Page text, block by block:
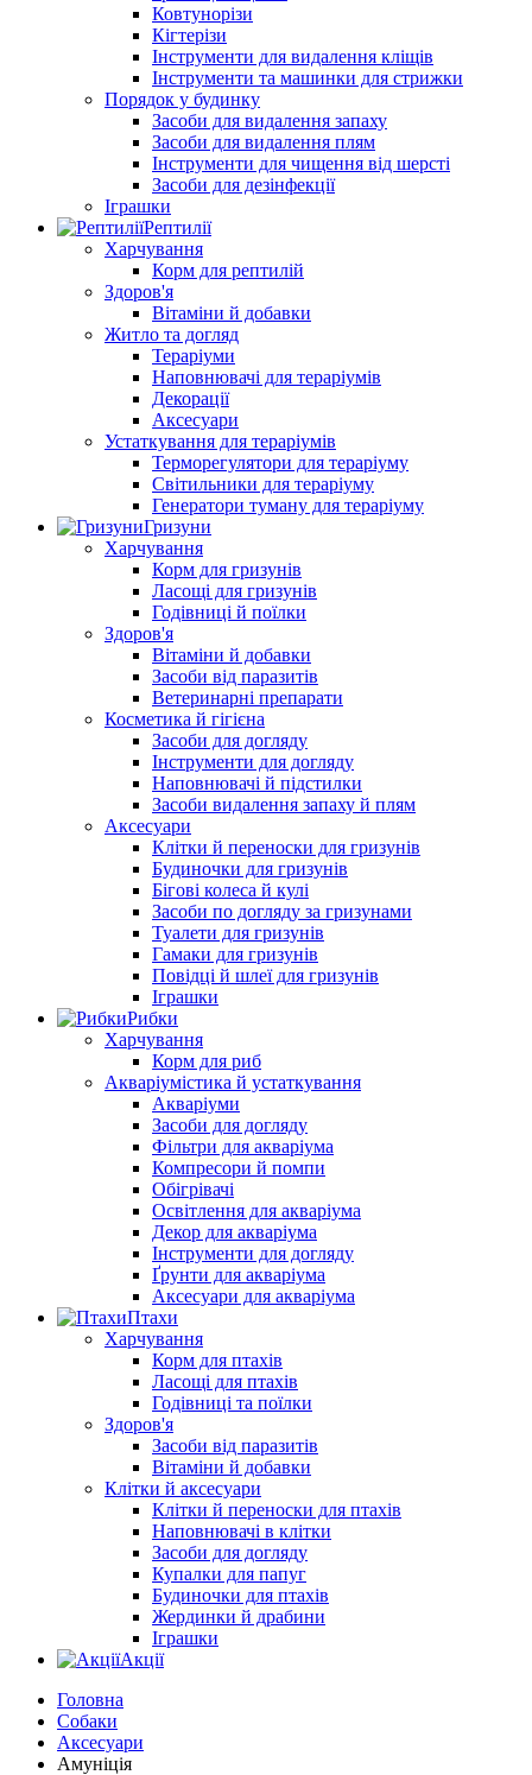
Ковтунорізи
Кігтерізи
Інструменти для видалення кліщів
Інструменти та машинки для стрижки
Порядок у будинку
Засоби для видалення запаху
Засоби для видалення плям
Інструменти для чищення від шерсті
Засоби для дезінфекції
Іграшки
Рептилії
Харчування
Корм для рептилій
Здоров'я
Вітаміни й добавки
Житло та догляд
Тераріуми
Наповнювачі для тераріумів
Декорації
Аксесуари
Устаткування для тераріумів
Терморегулятори для тераріуму
Світильники для тераріуму
Генератори туману для тераріуму
Гризуни
Харчування
Корм для гризунів
Ласощі для гризунів
Годівниці й поїлки
Здоров'я
Вітаміни й добавки
Засоби від паразитів
Ветеринарні препарати
Косметика й гігієна
Засоби для догляду
Інструменти для догляду
Наповнювачі й підстилки
Засоби видалення запаху й плям
Аксесуари
Клітки й переноски для гризунів
Будиночки для гризунів
Бігові колеса й кулі
Засоби по догляду за гризунами
Туалети для гризунів
Гамаки для гризунів
Повідці й шлеї для гризунів
Іграшки
Рибки
Харчування
Корм для риб
Акваріумістика й устаткування
Акваріуми
Засоби для догляду
Фільтри для акваріума
Компресори й помпи
Обігрівачі
Освітлення для акваріума
Декор для акваріума
Інструменти для догляду
Ґрунти для акваріума
Аксесуари для акваріума
Птахи
Харчування
Корм для птахів
Ласощі для птахів
Годівниці та поїлки
Здоров'я
Засоби від паразитів
Вітаміни й добавки
Клітки й аксесуари
Клітки й переноски для птахів
Наповнювачі в клітки
Засоби для догляду
Купалки для папуг
Будиночки для птахів
Жердинки й драбини
Іграшки
Акції
Головна
Собаки
Аксесуари
Амуніція